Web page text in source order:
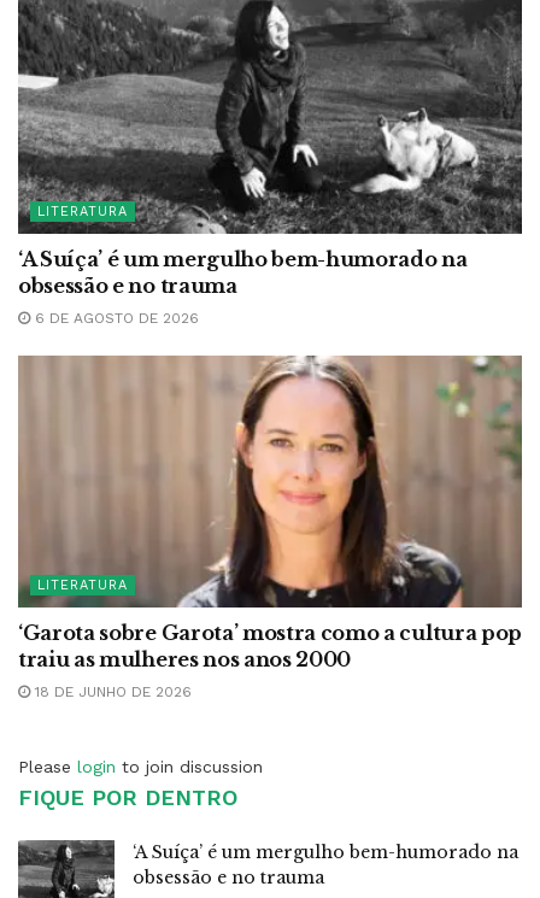
LITERATURA
‘A Suíça’ é um mergulho bem-humorado na
obsessão e no trauma
6 DE AGOSTO DE 2026
LITERATURA
‘Garota sobre Garota’ mostra como a cultura pop
traiu as mulheres nos anos 2000
18 DE JUNHO DE 2026
Please login to join discussion
FIQUE POR DENTRO
‘A Suíça’ é um mergulho bem-humorado na
obsessão e no trauma